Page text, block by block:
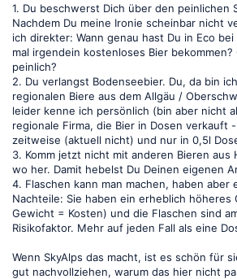
1. Du beschwerst Dich über den peinlichen
Nachdem Du meine Ironie scheinbar nicht
ich direkter: Wann genau hast Du in Eco
mal irgendein kostenloses Bier bekommen?
peinlich?
2. Du verlangst Bodenseebier. Du, da bin
regionalen Biere aus dem Allgäu /
leider kenne ich persönlich (bin aber nicht
regionale Firma, die Bier in Dosen verkauft
zeitweise (aktuell nicht) und nur in 0,5l
3. Komm jetzt nicht mit anderen Bieren aus
wo her. Damit hebelst Du Deinen eigenen
4. Flaschen kann man machen, haben aber
Nachteile: Sie haben ein erheblich höheres
Gewicht = Kosten) und die Flaschen sind
Risikofaktor. Mehr auf jeden Fall als eine
Wenn SkyAlps das macht, ist es schön für
gut nachvollziehen, warum das hier nicht